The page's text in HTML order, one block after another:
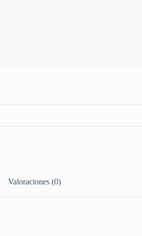
Valoraciones (0)